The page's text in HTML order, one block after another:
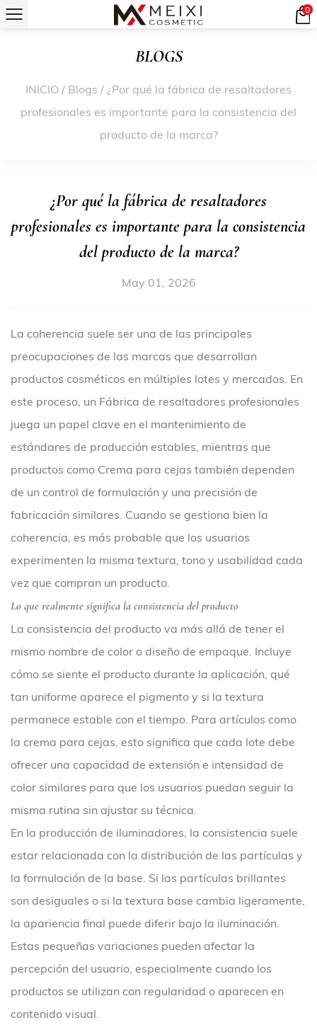
0
BLOGS
INICIO / Blogs / ¿Por qué la fábrica de resaltadores
profesionales es importante para la consistencia del
producto de la marca?
¿Por qué la fábrica de resaltadores
profesionales es importante para la consistencia
del producto de la marca?
May 01, 2026
La coherencia suele ser una de las principales
preocupaciones de las marcas que desarrollan
productos cosméticos en múltiples lotes y mercados. En
este proceso, un Fábrica de resaltadores profesionales
juega un papel clave en el mantenimiento de
estándares de producción estables, mientras que
productos como Crema para cejas también dependen
de un control de formulación y una precisión de
fabricación similares. Cuando se gestiona bien la
coherencia, es más probable que los usuarios
experimenten la misma textura, tono y usabilidad cada
vez que compran un producto.
Lo que realmente significa la consistencia del producto
La consistencia del producto va más allá de tener el
mismo nombre de color o diseño de empaque. Incluye
cómo se siente el producto durante la aplicación, qué
tan uniforme aparece el pigmento y si la textura
permanece estable con el tiempo. Para artículos como
la crema para cejas, esto significa que cada lote debe
ofrecer una capacidad de extensión e intensidad de
color similares para que los usuarios puedan seguir la
misma rutina sin ajustar su técnica.
En la producción de iluminadores, la consistencia suele
estar relacionada con la distribución de las partículas y
la formulación de la base. Si las partículas brillantes
son desiguales o si la textura base cambia ligeramente,
la apariencia final puede diferir bajo la iluminación.
Estas pequeñas variaciones pueden afectar la
percepción del usuario, especialmente cuando los
productos se utilizan con regularidad o aparecen en
contenido visual.